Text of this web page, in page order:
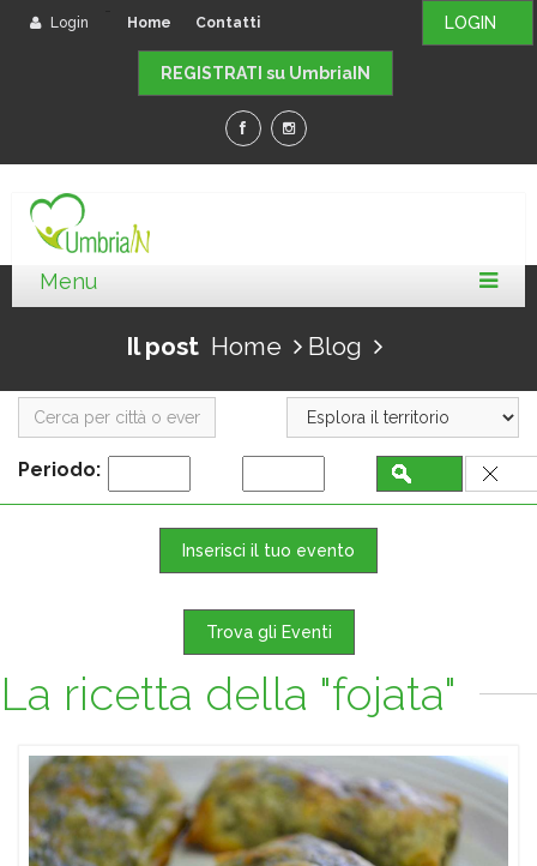
LOGIN
Login Home Contatti
REGISTRATI su UmbriaIN
Il post Home Blog
Periodo:
Inserisci il tuo evento
Trova gli Eventi
La ricetta della "fojata"